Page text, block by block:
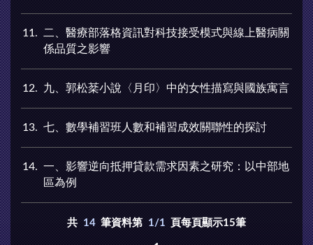
11
二、醫療部落格資訊對科技接受模式與線上醫病關
係品質之影響
12 九、郭松棻小說〈月印〉中的女性描寫與國族寓言
13 七、數學補習班人數和補習成效關聯性的探討
14
一、影響逆向抵押貸款需求因素之研究：以中部地
區為例
共 14 筆資料第 1/1 頁每頁顯示15筆